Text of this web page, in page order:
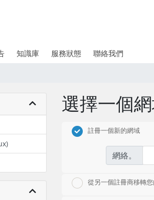
知識庫 服務狀態 聯絡我們
選擇一個
註冊一個新的網域
網絡。
從另一個註冊商移轉